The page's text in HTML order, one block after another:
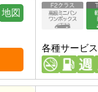
地図
各種サービス